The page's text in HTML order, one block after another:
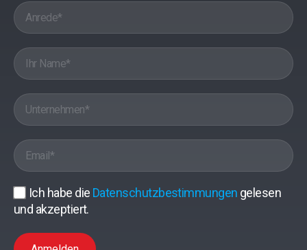
Ich habe die Datenschutzbestimmungen gelesen
und akzeptiert.